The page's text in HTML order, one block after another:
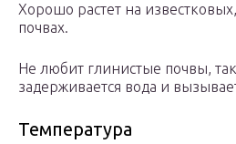
Хорошо растет на
почвах.
Не любит глинистые почвы,
задерживается вода и
Температура